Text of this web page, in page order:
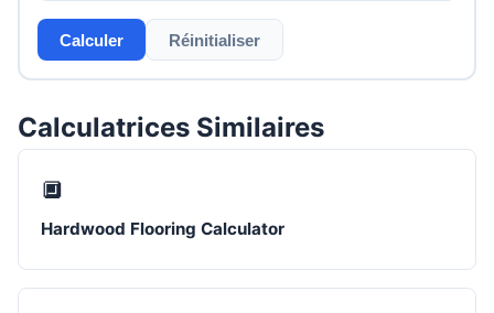
Calculer Réinitialiser
Calculatrices Similaires
🔲
Hardwood Flooring Calculator